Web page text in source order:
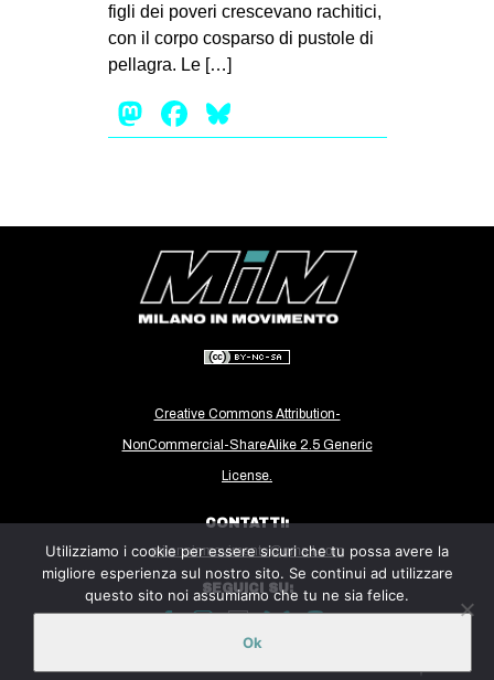
GENERI
MIGRAZIONI
REPRESSIONE
CINEMA
MANIFESTI
MUSICA
INTERNAZIONALE
AFRICA
AMERICHE
ESTREMO ORIENTE
EUROPA
figli dei poveri crescevano rachitici,
con il corpo cosparso di pustole di
pellagra. Le […]
Mastodon
Facebook
Creative Commons Attribution-
NonCommercial-ShareAlike 2.5 Generic
License.
CONTATTI:
milanoinmovimento@gmail.com
SEGUICI SU:
Utilizziamo i cookie per essere sicuri che tu possa avere la
migliore esperienza sul nostro sito. Se continui ad utilizzare
questo sito noi assumiamo che tu ne sia felice.
Ok